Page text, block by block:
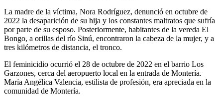
La madre de la víctima, Nora Rodríguez, denunció en octubre de
2022 la desaparición de su hija y los constantes maltratos que sufría
por parte de su esposo. Posteriormente, habitantes de la vereda El
Bongo, a orillas del río Sinú, encontraron la cabeza de la mujer, y a
tres kilómetros de distancia, el tronco.
El feminicidio ocurrió el 28 de octubre de 2022 en el barrio Los
Garzones, cerca del aeropuerto local en la entrada de Montería.
María Angélica Valencia, estilista de profesión, era apreciada en la
comunidad de Montería.